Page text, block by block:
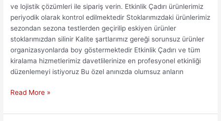
ve lojistik çözümleri ile sipariş verin. Etkinlik Çadırı ürünlerimiz
periyodik olarak kontrol edilmektedir Stoklarımızdaki ürünlerimiz
sezondan sezona testlerden geçirilip eskiyen ürünler
stoklarımızdan silinir Kalite şartlarımız gereği sorunsuz ürünler
organizasyonlarda boy göstermektedir Etkinlik Çadırı ve tüm
kiralama hizmetlerimiz davetlilerinize en profesyonel etkinliği
düzenlemeyi istiyoruz Bu özel anınızda olumsuz anların
Uygun
Karaköy
Read More »